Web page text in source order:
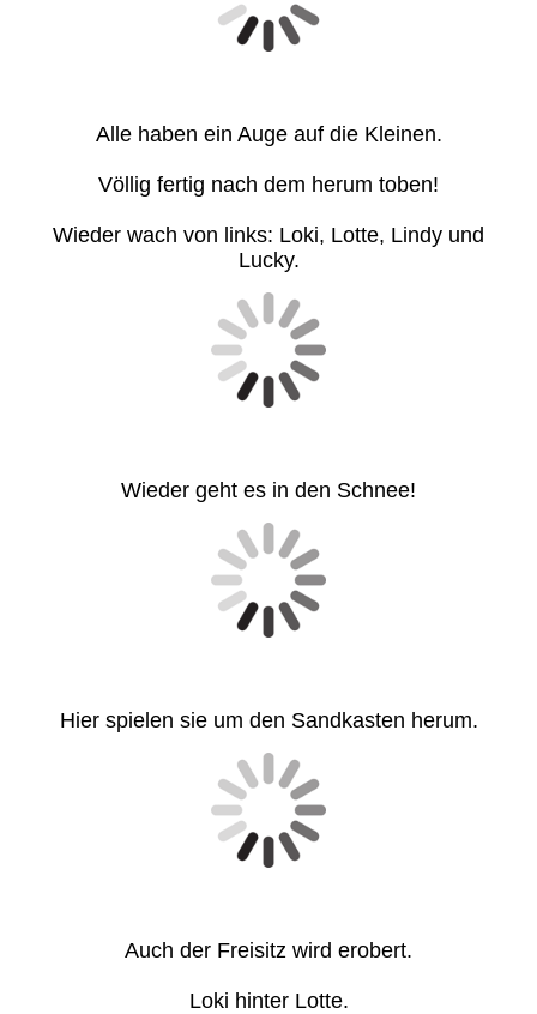
Alle haben ein Auge auf die Kleinen.
Völlig fertig nach dem herum toben!
Wieder wach von links: Loki, Lotte, Lindy und
Lucky.
Wieder geht es in den Schnee!
Hier spielen sie um den Sandkasten herum.
Auch der Freisitz wird erobert.
Loki hinter Lotte.